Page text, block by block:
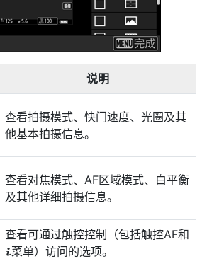
说明
查看拍摄模式、快门速度、光圈及其
他基本拍摄信息。
查看对焦模式、AF区域模式、白平衡
及其他详细拍摄信息。
查看可通过触控控制（包括触控AF和
i菜单）访问的选项。